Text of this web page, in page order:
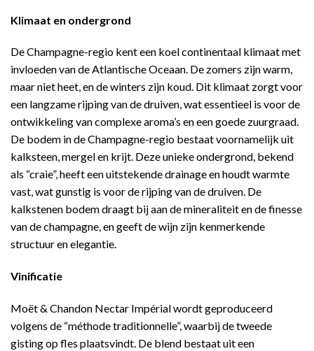
Klimaat en ondergrond
De Champagne-regio kent een koel continentaal klimaat met
invloeden van de Atlantische Oceaan. De zomers zijn warm,
maar niet heet, en de winters zijn koud. Dit klimaat zorgt voor
een langzame rijping van de druiven, wat essentieel is voor de
ontwikkeling van complexe aroma’s en een goede zuurgraad.
De bodem in de Champagne-regio bestaat voornamelijk uit
kalksteen, mergel en krijt. Deze unieke ondergrond, bekend
als “craie”, heeft een uitstekende drainage en houdt warmte
vast, wat gunstig is voor de rijping van de druiven. De
kalkstenen bodem draagt bij aan de mineraliteit en de finesse
van de champagne, en geeft de wijn zijn kenmerkende
structuur en elegantie.
Vinificatie
Moët & Chandon Nectar Impérial wordt geproduceerd
volgens de “méthode traditionnelle”, waarbij de tweede
gisting op fles plaatsvindt. De blend bestaat uit een